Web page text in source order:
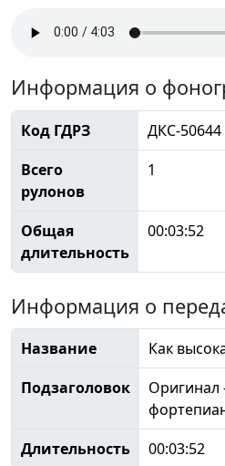
Информация о
Код ГДРЗ
ДКС-50644
Всего
рулонов
1
Общая
длительность
00:03:52
Информация о
Название
Как
Подзаголовок
Оригинал
Длительность
00:03:52